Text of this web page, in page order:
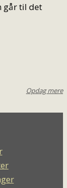
går til det
Opdag mere